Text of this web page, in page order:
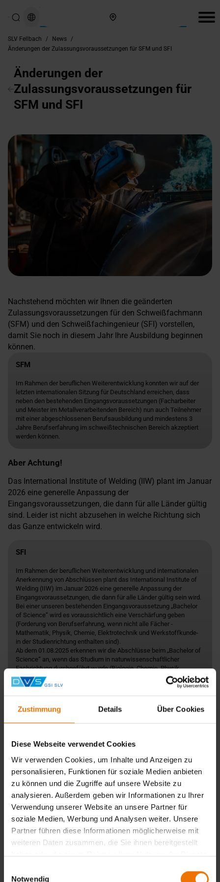
Zustimmung Details Über Cookies
Diese Webseite verwendet Cookies
Wir verwenden Cookies, um Inhalte und Anzeigen zu
personalisieren, Funktionen für soziale Medien anbieten
zu können und die Zugriffe auf unsere Website zu
analysieren. Außerdem geben wir Informationen zu Ihrer
Verwendung unserer Website an unsere Partner für
soziale Medien, Werbung und Analysen weiter. Unsere
Partner führen diese Informationen möglicherweise mit
weiteren Daten zusammen, die Sie ihnen bereitgestellt
haben oder die sie im Rahmen Ihrer Nutzung der Dienste
Notwendig
SLV Fellbach / News
/
Änderungen der Zulassungsvoraussetzungen für SFM und SFI
Änderungen der
Zulassungsvoraussetzungen für
SFM und SFI
Nachstehend möchten wir Ihnen die geänderten
Zulassungsvoraussetzungen für den Schweißfachmann
(SFM) und den Schweißfachingenieur (SFI) vorstellen,
damit Sie noch in diesem Jahr Ihre Ausbildung beginnen
können.
SFM
Im Rahmen der beruflichen Weiterentwicklung konnten wir auf der
letzten internationalen Sitzung für Deutschland erreichen, dass
neben den bestehenden Eingangsvoraussetzungen (Facharbeiter
und Meister im Metallverarbeitenden Bereich) nun auch Teilnehmer
mit einer abgeschlossenen Berufsausbildung und mindestens 3
Jahre Berufserfahrung im schweißtechnischen Bereich akzeptiert
werden können.
Aber Achtung!
Das International Institute of Welding (IIW) plant im Januar
2026 eine generelle Anpassung der
Eingangsvoraussetzungen, die dann für alle Länder gültig
sind. Leider ist nicht abzusehen in welche Richtung sich
das Ganze entwickeln wird.
SFI
Im Rahmen der beruflichen Weiterentwicklung und internationalen
Anerkennung von Abschlüssen plant das International Institute of
Welding (IIW) im Januar 2026 eine generelle Anpassung der
Eingangsvoraussetzungen, die dann für alle Länder gültig sein wird.
Bei einer unseren bestehenden Eingangsvoraussetzung „Bachelor
of Science“ wird es voraussichtlich eine Verschärfung geben
(Forderung von Berufserfahrung, wenn nicht alle Fächer -
Mathematik, Physik, Chemie, Elektrotechnik und Werkstoffkunde-
in der Studienrichtung enthalten sind).
Ab dem 01.08.2025 erkennen wir die Abschlüsse beim „Bachelor of
Science“ an, wenn das Studium in naturwissenschaftlicher
Fachrichtung durchgeführt wurde (Biologie, Chemie, Physik
Astronomie und Geowissenschaften) und eine
Mindeststudiendauer von 3 Jahren aufweist.
Aber Achtung!
generelle Anpassung der Eingangsvoraussetzungen in
Unsere Ansprechpartner
SLV Berlin-Brandenburg
Fr. Lippert | Tel: 030 45001-116 |
petra.lippert@slv-bb.de
SLV Duisburg (inkl. SK Bielefeld)
Fr. Alicki | Tel: 0203 3781-205 |
alicki@slv-duisburg.de
SLV Hannover (inkl. BZ Wilhelmshaven)
Fr. Zellmann | Tel: 0511 21962-19 | zellmann@slv-
hannover.de